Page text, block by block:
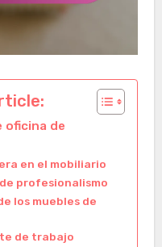
oficina de
en el mobiliario
profesionalismo
los muebles de
de trabajo